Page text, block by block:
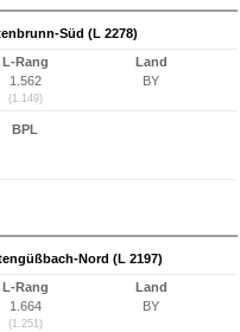
Süd (L 2278)
L-Rang
1.562
(1.149)
Land
BY
BPL
Nord (L 2197)
L-Rang
1.664
(1.251)
Land
BY